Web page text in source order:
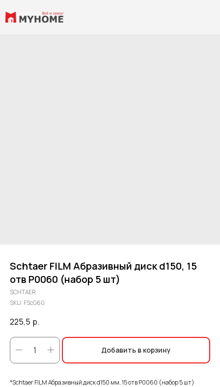
Schtaer FILM Абразивный диск d150, 15
отв P0060 (набор 5 шт)
SCHTAER
SKU: FScG60
225,5 р.
Добавить в корзину
*Schtaer FILM Абразивный диск d150 мм, 15 отв P0060 (набор 5 шт)